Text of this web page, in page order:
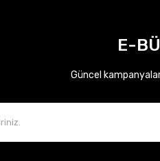
E-
Güncel